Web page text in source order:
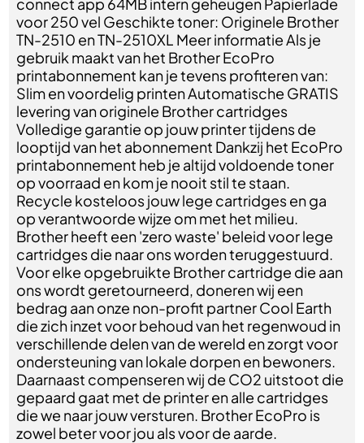
voor 250 vel Geschikte toner: Originele Brother
TN-2510 en TN-2510XL Meer informatie Als je
gebruik maakt van het Brother EcoPro
printabonnement kan je tevens profiteren van:
Slim en voordelig printen Automatische GRATIS
levering van originele Brother cartridges
Volledige garantie op jouw printer tijdens de
looptijd van het abonnement Dankzij het EcoPro
printabonnement heb je altijd voldoende toner
op voorraad en kom je nooit stil te staan.
Recycle kosteloos jouw lege cartridges en ga
op verantwoorde wijze om met het milieu.
Brother heeft een 'zero waste' beleid voor lege
cartridges die naar ons worden teruggestuurd.
Voor elke opgebruikte Brother cartridge die aan
ons wordt geretourneerd, doneren wij een
bedrag aan onze non-profit partner Cool Earth
die zich inzet voor behoud van het regenwoud in
verschillende delen van de wereld en zorgt voor
ondersteuning van lokale dorpen en bewoners.
Daarnaast compenseren wij de CO2 uitstoot die
gepaard gaat met de printer en alle cartridges
die we naar jouw versturen. Brother EcoPro is
zowel beter voor jou als voor de aarde.